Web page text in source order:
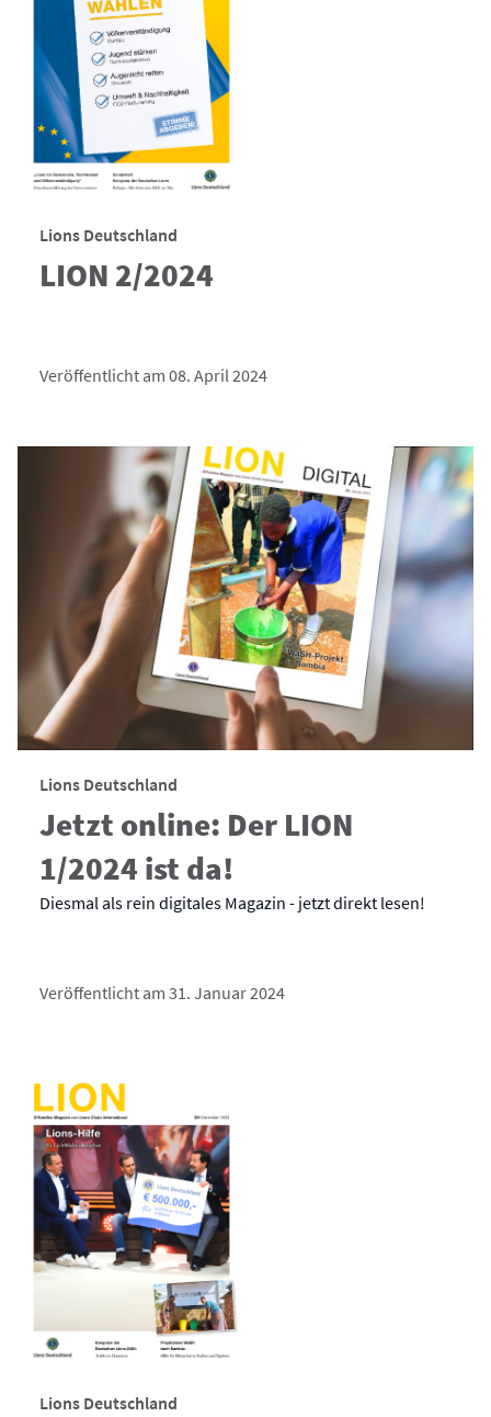
Lions Deutschland
LION 2/2024
Veröffentlicht am 08. April 2024
Lions Deutschland
Jetzt online: Der LION
1/2024 ist da!
Diesmal als rein digitales Magazin - jetzt direkt lesen!
Veröffentlicht am 31. Januar 2024
Lions Deutschland